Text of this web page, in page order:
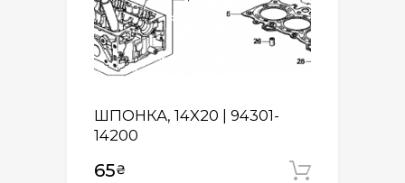
ШПОНКА, 14X20 | 94301-
14200
65₴